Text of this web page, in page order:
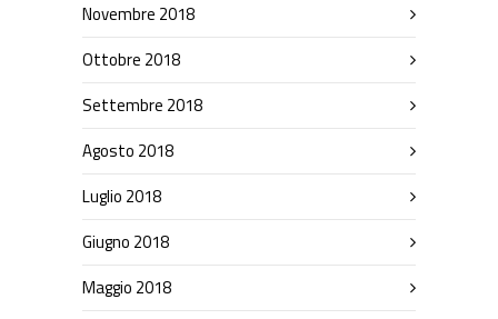
Novembre 2018
Ottobre 2018
Settembre 2018
Agosto 2018
Luglio 2018
Giugno 2018
Maggio 2018